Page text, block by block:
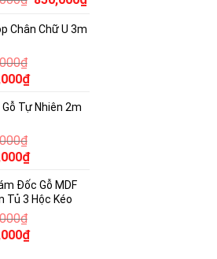
1,400,000₫.
là:
Chân Chữ U 3m
₫
₫Giá
tại
Tự Nhiên 2m
₫
₫Giá
tại
là:
Đốc Gỗ MDF
Tủ 3 Hộc Kéo
₫
₫Giá